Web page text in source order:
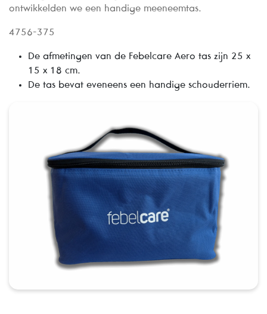
ontwikkelden we een handige meeneemtas.
4756-375
De afmetingen van de Febelcare Aero tas zijn 25 x
15 x 18 cm.
De tas bevat eveneens een handige schouderriem.